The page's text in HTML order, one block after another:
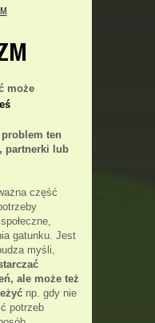
może
ten
partnerki lub
część
gatunku. Jest
myśli,
ale może też
np. gdy nie
potrzeb